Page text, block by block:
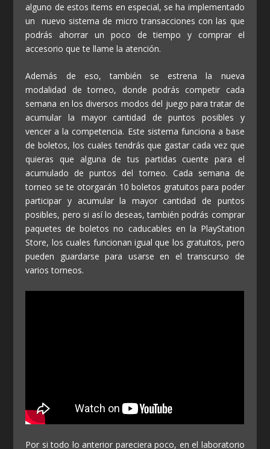
alguno de estos items en especial, se ha implementado
un nuevo sistema de micro transacciones con las que
podrás ahorrar un poco de tiempo y comprar el
accesorio que te llame la atención.
Además de eso, también se estrena la nueva
modalidad de torneo, donde podrás competir cada
semana en los diversos modos del juego para tratar de
acumular la mayor cantidad de puntos posibles y
vencer a la competencia. Este sistema funciona a base
de boletos, los cuales tendrás que gastar cada vez que
quieras que alguna de tus partidas cuente para el
acumulado de puntos del torneo. Cada semana de
torneo se te otorgarán 10 boletos gratuitos para poder
participar y acumular la mayor cantidad de puntos
posibles, pero si así lo deseas, también podrás comprar
paquetes de boletos no caducables en la PlayStation
Store, los cuales funcionan igual que los gratuitos, pero
pueden guardarse para usarse en el transcurso de
varios torneos.
Por si todo lo anterior pareciera poco, en el laboratorio